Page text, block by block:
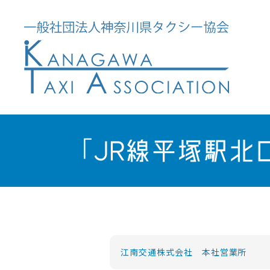
「JR線平塚駅北
江南交通株式会社 本社営業所